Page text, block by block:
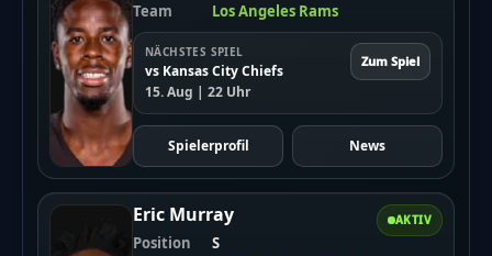
Team
Los Angeles Rams
NÄCHSTES SPIEL
vs Kansas City Chiefs
15. Aug | 22 Uhr
Zum Spiel
Spielerprofil News
AKTIV
Eric Murray
Position
S